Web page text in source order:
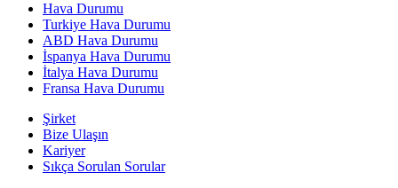
Hava Durumu
Turkiye Hava Durumu
ABD Hava Durumu
İspanya Hava Durumu
İtalya Hava Durumu
Fransa Hava Durumu
Şirket
Bize Ulaşın
Kariyer
Sıkça Sorulan Sorular